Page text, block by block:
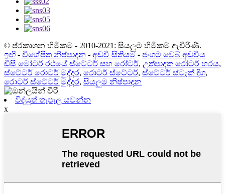
© ප්රකාශන හිමිකම - 2010-2021: සියලුම හිමිකම් ඇවිරිණි.
ඉඟි - විශේෂිත නිෂ්පාදන - අඩවි සිතියම- ජංගම වෙබ් අඩවිය
ඩීසී මෝටර් රථයේ ස්ටේටර් සහ රෝටර්, උත්පාදක රෝටර් හරය,
ස්ටේටර් රොටර් මුද්දර, රොටර් ස්ටේටර්, ස්ටේටර් ස්ටැක් දිග,
රොටර් ස්ටේටර් මුද්දර, සියලුම නිෂ්පාදන
විද්යුත් තැපෑල යවන්න
x